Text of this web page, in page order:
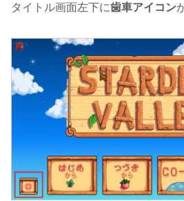
タイトル画面左下に歯車アイコン